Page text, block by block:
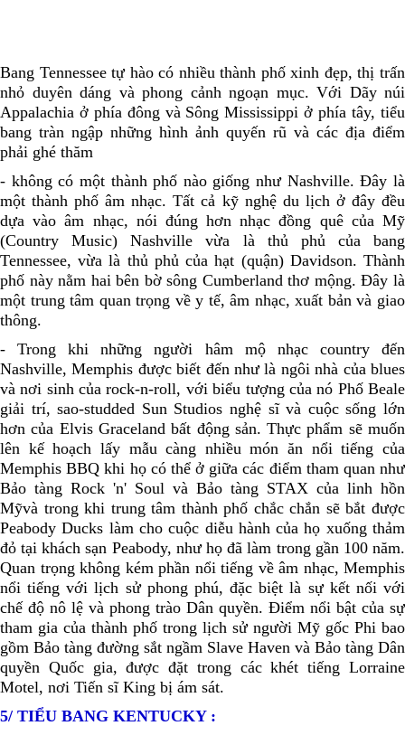
Bang Tennessee tự hào có nhiều thành phố xinh đẹp, thị trấn
nhỏ duyên dáng và phong cảnh ngoạn mục. Với Dãy núi
Appalachia ở phía đông và Sông Mississippi ở phía tây, tiểu
bang tràn ngập những hình ảnh quyến rũ và các địa điểm
phải ghé thăm
- không có một thành phố nào giống như Nashville. Đây là
một thành phố âm nhạc. Tất cả kỹ nghệ du lịch ở đây đều
dựa vào âm nhạc, nói đúng hơn nhạc đồng quê của Mỹ
(Country Music) Nashville vừa là thủ phủ của bang
Tennessee, vừa là thủ phủ của hạt (quận) Davidson. Thành
phố này nằm hai bên bờ sông Cumberland thơ mộng. Đây là
một trung tâm quan trọng về y tế, âm nhạc, xuất bản và giao
thông.
- Trong khi những người hâm mộ nhạc country đến
Nashville, Memphis được biết đến như là ngôi nhà của blues
và nơi sinh của rock-n-roll, với biểu tượng của nó Phố Beale
giải trí, sao-studded Sun Studios nghệ sĩ và cuộc sống lớn
hơn của Elvis Graceland bất động sản. Thực phẩm sẽ muốn
lên kế hoạch lấy mẫu càng nhiều món ăn nổi tiếng của
Memphis BBQ khi họ có thể ở giữa các điểm tham quan như
Bảo tàng Rock 'n' Soul và Bảo tàng STAX của linh hồn
Mỹvà trong khi trung tâm thành phố chắc chắn sẽ bắt được
Peabody Ducks làm cho cuộc diễu hành của họ xuống thảm
đỏ tại khách sạn Peabody, như họ đã làm trong gần 100 năm.
Quan trọng không kém phần nổi tiếng về âm nhạc, Memphis
nổi tiếng với lịch sử phong phú, đặc biệt là sự kết nối với
chế độ nô lệ và phong trào Dân quyền. Điểm nổi bật của sự
tham gia của thành phố trong lịch sử người Mỹ gốc Phi bao
gồm Bảo tàng đường sắt ngầm Slave Haven và Bảo tàng Dân
quyền Quốc gia, được đặt trong các khét tiếng Lorraine
Motel, nơi Tiến sĩ King bị ám sát.
5/ TIỂU BANG KENTUCKY :